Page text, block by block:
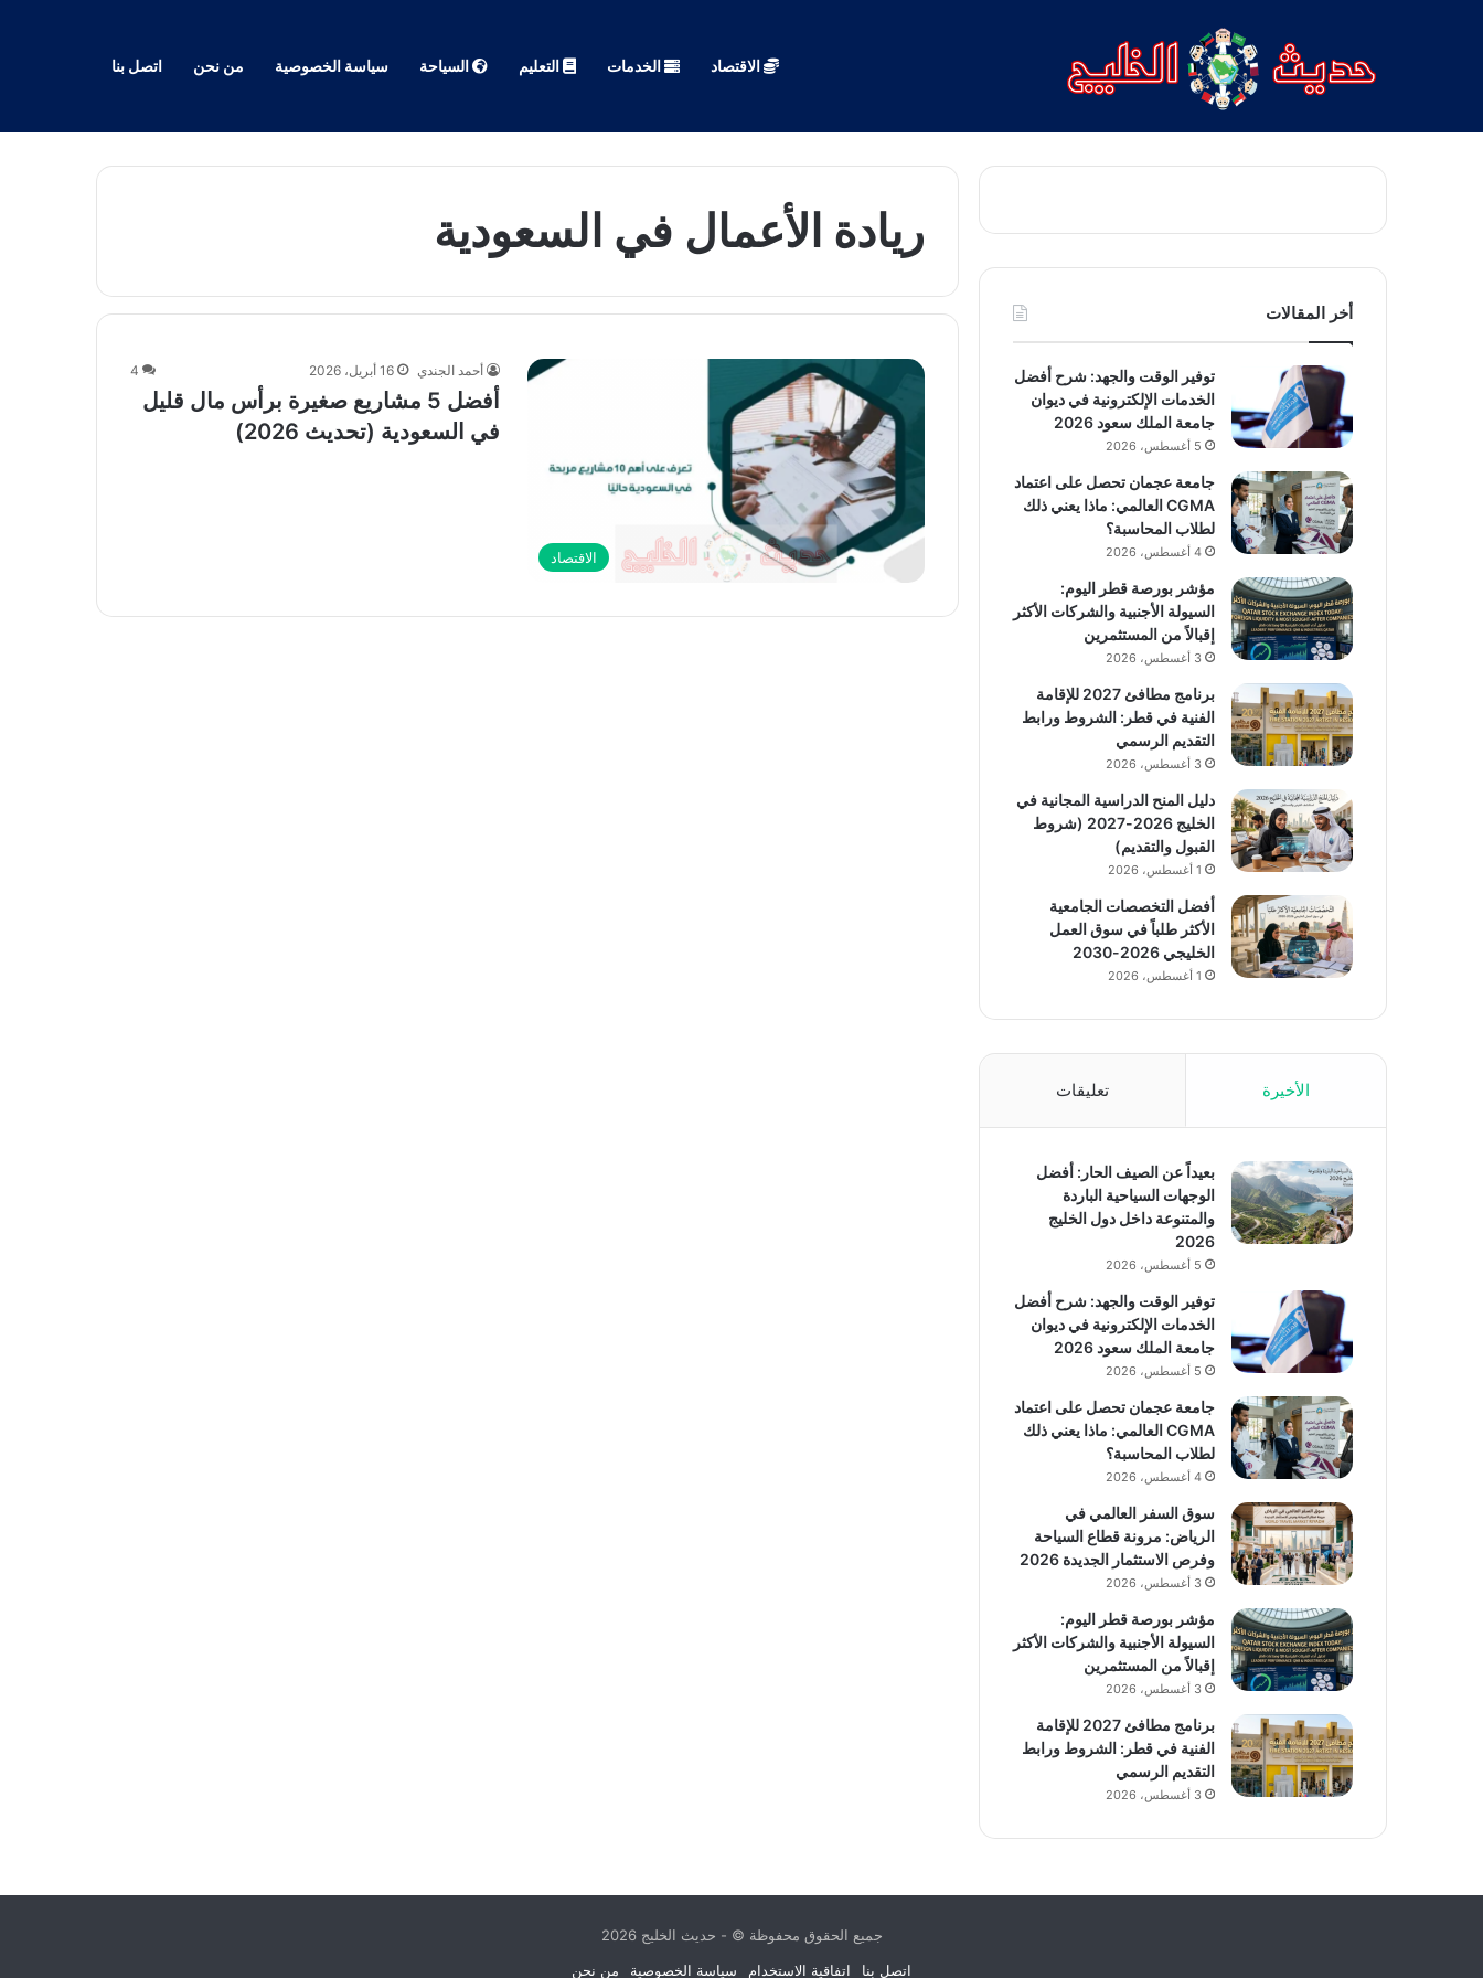
الاقتصاد الخدمات التعليم السياحة سياسة الخصوصية من نحن اتصل بنا
ريادة الأعمال في السعودية
الاقتصاد
أحمد الجندي 16 أبريل، 2026 4
أفضل 5 مشاريع صغيرة برأس مال قليل
في السعودية (تحديث 2026)
أخر المقالات
توفير الوقت والجهد: شرح أفضل
الخدمات الإلكترونية في ديوان
جامعة الملك سعود 2026
5 أغسطس، 2026
جامعة عجمان تحصل على اعتماد
CGMA العالمي: ماذا يعني ذلك
لطلاب المحاسبة؟
4 أغسطس، 2026
مؤشر بورصة قطر اليوم:
السيولة الأجنبية والشركات الأكثر
إقبالاً من المستثمرين
3 أغسطس، 2026
برنامج مطافئ 2027 للإقامة
الفنية في قطر: الشروط ورابط
التقديم الرسمي
3 أغسطس، 2026
دليل المنح الدراسية المجانية في
الخليج 2026-2027 (شروط
القبول والتقديم)
1 أغسطس، 2026
أفضل التخصصات الجامعية
الأكثر طلباً في سوق العمل
الخليجي 2026-2030
1 أغسطس، 2026
الأخيرة تعليقات
بعيداً عن الصيف الحار: أفضل
الوجهات السياحية الباردة
والمتنوعة داخل دول الخليج
2026
5 أغسطس، 2026
توفير الوقت والجهد: شرح أفضل
الخدمات الإلكترونية في ديوان
جامعة الملك سعود 2026
5 أغسطس، 2026
جامعة عجمان تحصل على اعتماد
CGMA العالمي: ماذا يعني ذلك
لطلاب المحاسبة؟
4 أغسطس، 2026
سوق السفر العالمي في
الرياض: مرونة قطاع السياحة
وفرص الاستثمار الجديدة 2026
3 أغسطس، 2026
مؤشر بورصة قطر اليوم:
السيولة الأجنبية والشركات الأكثر
إقبالاً من المستثمرين
3 أغسطس، 2026
برنامج مطافئ 2027 للإقامة
الفنية في قطر: الشروط ورابط
التقديم الرسمي
3 أغسطس، 2026
جميع الحقوق محفوظة © - حديث الخليج 2026
اتصل بنا
اتفاقية الاستخدام سياسة الخصوصية من نحن